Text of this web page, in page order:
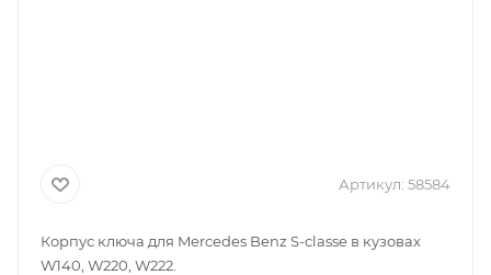
Артикул: 58584
Корпус ключа для Mercedes Benz S-classe в кузовах
W140, W220, W222.